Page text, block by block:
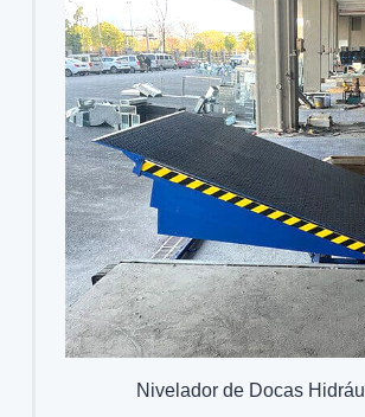
Nivelador de Docas